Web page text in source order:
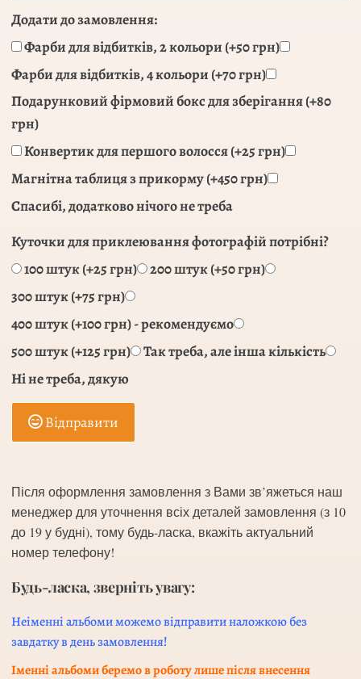
Додати до замовлення:
Фарби для відбитків, 2 кольори (+50 грн)
Фарби для відбитків, 4 кольори (+70 грн)
Подарунковий фірмовий бокс для зберігання (+80
грн)
Конвертик для першого волосся (+25 грн)
Магнітна таблиця з прикорму (+450 грн)
Спасибі, додатково нічого не треба
Куточки для приклеювання фотографій потрібні?
100 штук (+25 грн)
200 штук (+50 грн)
300 штук (+75 грн)
400 штук (+100 грн) - рекомендуємо
500 штук (+125 грн)
Так треба, але інша кількість
Ні не треба, дякую
Відправити
Після оформлення замовлення з Вами зв’яжеться наш
менеджер для уточнення всіх деталей замовлення (з 10
до 19 у будні), тому будь-ласка, вкажіть актуальний
номер телефону!
Будь-ласка, зверніть увагу:
Неіменні альбоми можемо відправити наложкою без
завдатку в день замовлення!
Іменні альбоми беремо в роботу лише після внесення